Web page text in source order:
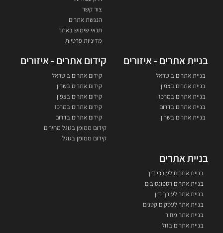
צור קשר
הנגשת אתרים
תנאי שימוש באתר
מדיניות פרטיות
בניית אתרים - איזורים
בניית אתרים בישראל
בניית אתרים בצפון
בניית אתרים במרכז
בניית אתרים בדרום
בניית אתרים בשרון
קידום אתרים - איזורים
קידום אתרים בישראל
קידום אתרים בשרון
קידום אתרים בצפון
קידום אתרים במרכז
קידום אתרים בדרום
קידום ממומן בגוגל מחירים
קידום ממומן בגוגל
בניית אתרים
בניית אתרים לעורכי דין
בניית אתרים רספונסיבים
בניית אתר לעורך דין
בניית אתר לעסקים קטנים
בניית אתר מחיר
בניית אתרים בזול